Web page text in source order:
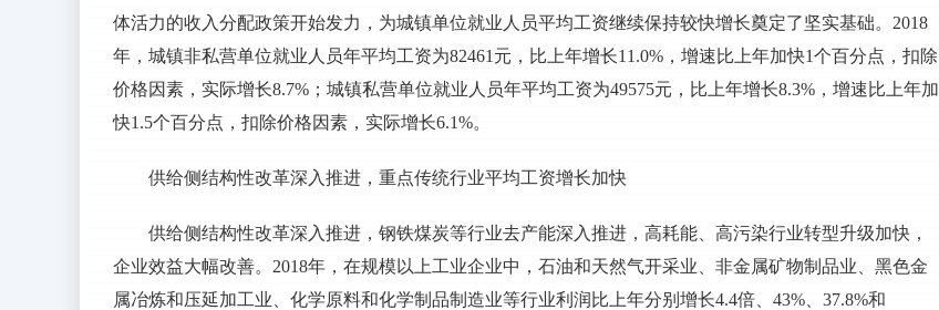
体活力的收入分配政策开始发力，为城镇单位就业人员平均工资继续保持较快增长奠定了坚实基础。2018
年，城镇非私营单位就业人员年平均工资为82461元，比上年增长11.0%，增速比上年加快1个百分点，扣除
价格因素，实际增长8.7%；城镇私营单位就业人员年平均工资为49575元，比上年增长8.3%，增速比上年加
快1.5个百分点，扣除价格因素，实际增长6.1%。
供给侧结构性改革深入推进，重点传统行业平均工资增长加快
供给侧结构性改革深入推进，钢铁煤炭等行业去产能深入推进，高耗能、高污染行业转型升级加快，
企业效益大幅改善。2018年，在规模以上工业企业中，石油和天然气开采业、非金属矿物制品业、黑色金
属冶炼和压延加工业、化学原料和化学制品制造业等行业利润比上年分别增长4.4倍、43%、37.8%和